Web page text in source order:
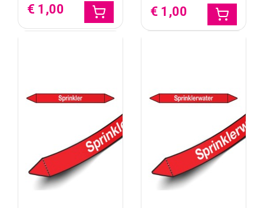
€ 1,00 € 1,00